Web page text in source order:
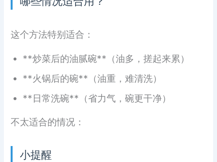
这个方法特别适合：
**炒菜后的油腻碗**（油多，搓起来累）
**火锅后的碗**（油重，难清洗）
**日常洗碗**（省力气，碗更干净）
不太适合的情况：
小提醒